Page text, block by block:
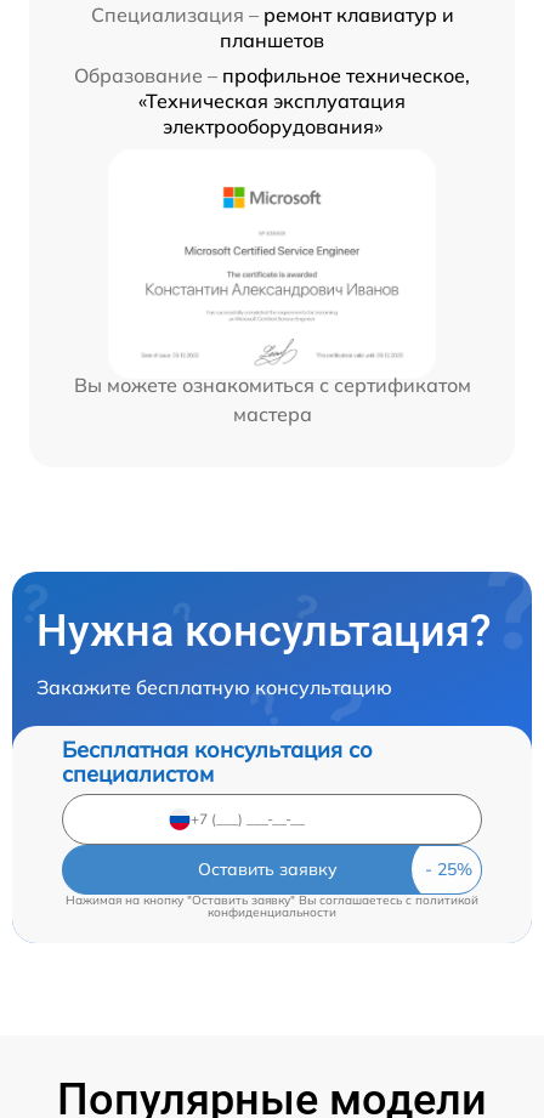
Специализация – ремонт клавиатур и
планшетов
Образование – профильное техническое,
«Техническая эксплуатация
электрооборудования»
Вы можете ознакомиться с сертификатом
мастера
Нужна консультация?
Закажите бесплатную консультацию
Бесплатная консультация со
специалистом
Оставить заявку
Нажимая на кнопку "Оставить заявку" Вы соглашаетесь cполитикой
конфиденциальности
Популярные модели